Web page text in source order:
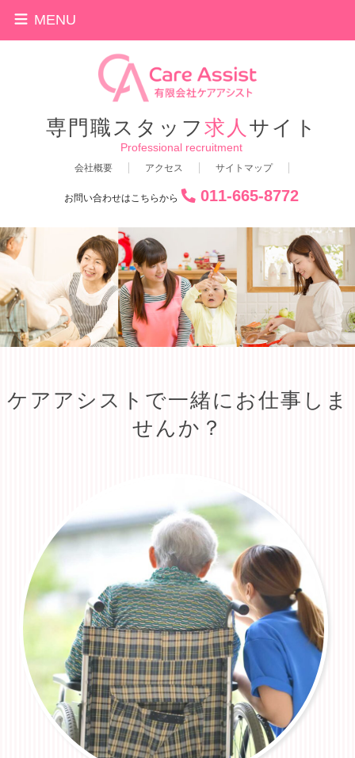
専門職スタッフ 求人 サイト
Professional recruitment
会社概要 アクセス サイトマップ
お問い合わせはこちらから 011-665-8772
MENU
ケアアシストで一緒にお仕事しま
せんか？